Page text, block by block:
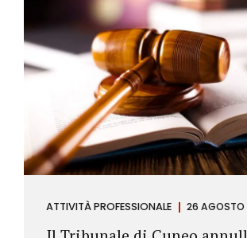
ATTIVITÀ PROFESSIONALE 26 AGOSTO